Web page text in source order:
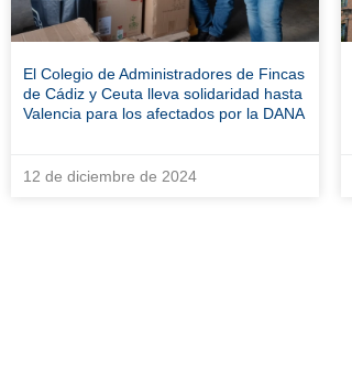
El Colegio de Administradores de Fincas
de Cádiz y Ceuta lleva solidaridad hasta
Valencia para los afectados por la DANA
12 de diciembre de 2024